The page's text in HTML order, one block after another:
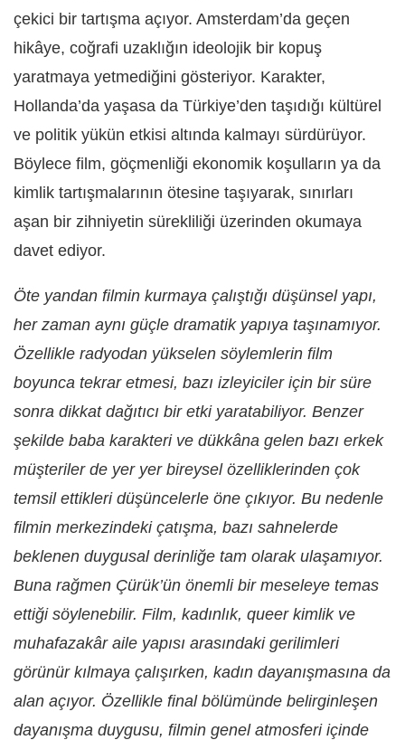
çekici bir tartışma açıyor. Amsterdam’da geçen
hikâye, coğrafi uzaklığın ideolojik bir kopuş
yaratmaya yetmediğini gösteriyor. Karakter,
Hollanda’da yaşasa da Türkiye’den taşıdığı kültürel
ve politik yükün etkisi altında kalmayı sürdürüyor.
Böylece film, göçmenliği ekonomik koşulların ya da
kimlik tartışmalarının ötesine taşıyarak, sınırları
aşan bir zihniyetin sürekliliği üzerinden okumaya
davet ediyor.
Öte yandan filmin kurmaya çalıştığı düşünsel yapı,
her zaman aynı güçle dramatik yapıya taşınamıyor.
Özellikle radyodan yükselen söylemlerin film
boyunca tekrar etmesi, bazı izleyiciler için bir süre
sonra dikkat dağıtıcı bir etki yaratabiliyor. Benzer
şekilde baba karakteri ve dükkâna gelen bazı erkek
müşteriler de yer yer bireysel özelliklerinden çok
temsil ettikleri düşüncelerle öne çıkıyor. Bu nedenle
filmin merkezindeki çatışma, bazı sahnelerde
beklenen duygusal derinliğe tam olarak ulaşamıyor.
Buna rağmen Çürük’ün önemli bir meseleye temas
ettiği söylenebilir. Film, kadınlık, queer kimlik ve
muhafazakâr aile yapısı arasındaki gerilimleri
görünür kılmaya çalışırken, kadın dayanışmasına da
alan açıyor. Özellikle final bölümünde belirginleşen
dayanışma duygusu, filmin genel atmosferi içinde